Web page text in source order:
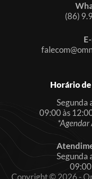
(86)
Horário
Segunda
09:00 às
Segunda